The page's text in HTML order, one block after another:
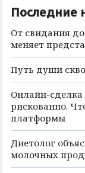
Последние
От свидания до
меняет
Путь души
Онлайн-сделка
рискованно.
платформы
Диетолог
молочных